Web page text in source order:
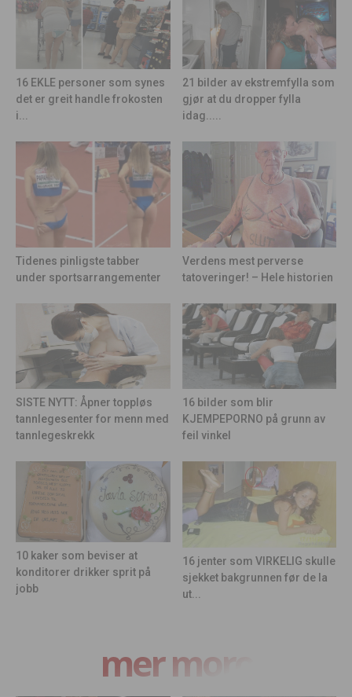
16 EKLE personer som synes
det er greit handle frokosten
i...
21 bilder av ekstremfylla som
gjør at du dropper fylla
idag.....
Tidenes pinligste tabber
under sportsarrangementer
Verdens mest perverse
tatoveringer! – Hele historien
SISTE NYTT: Åpner toppløs
tannlegesenter for menn med
tannlegeskrekk
16 bilder som blir
KJEMPEPORNO på grunn av
feil vinkel
10 kaker som beviser at
konditorer drikker sprit på
jobb
16 jenter som VIRKELIG skulle
sjekket bakgrunnen før de la
ut...
mer moro